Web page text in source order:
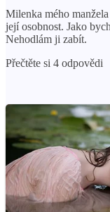
Milenka mého
její osobnost. Jako
Nehodlám ji zabít.
Přečtěte si 4 odpovědi